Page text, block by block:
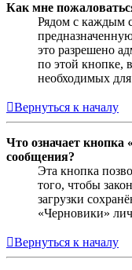
Как мне
Рядом с каждым
это разрешено
по этой кнопке,
необходимых
Вернуться к началу
Что означает кнопка
сообщения?
Эта кнопка
того, чтобы
загрузки
«Черновики»
Вернуться к началу